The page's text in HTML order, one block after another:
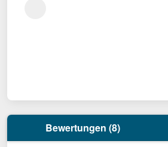
Bewertungen (8)